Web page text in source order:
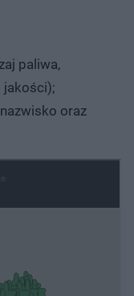
paliwa,
jakości);
oraz